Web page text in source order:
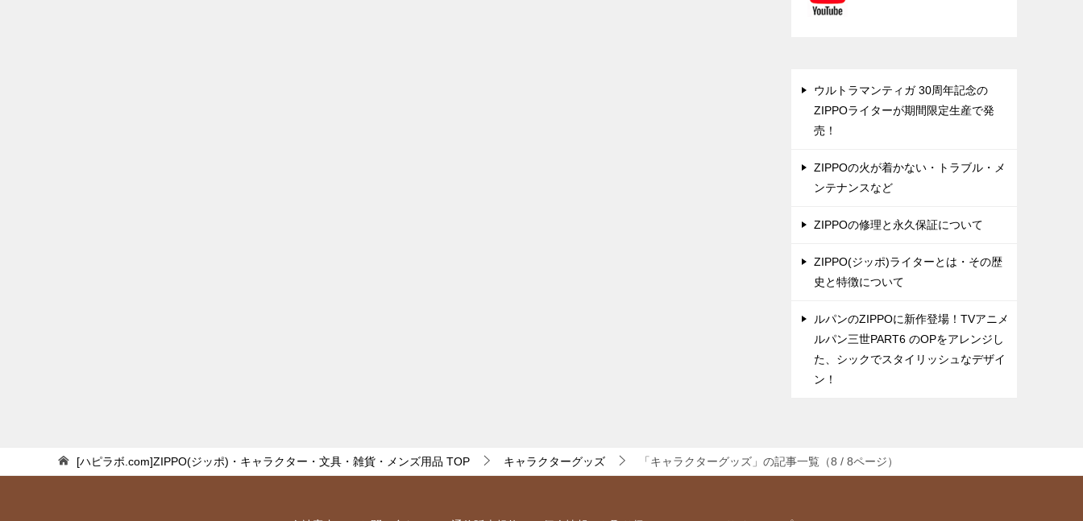
ウルトラマンティガ 30周年記念の
ZIPPOライターが期間限定生産で発
売！
ZIPPOの火が着かない・トラブル・メ
ンテナンスなど
ZIPPOの修理と永久保証について
ZIPPO(ジッポ)ライターとは・その歴
史と特徴について
ルパンのZIPPOに新作登場！TVアニメ
ルパン三世PART6 のOPをアレンジし
た、シックでスタイリッシュなデザイ
ン！
[ハピラボ.com]ZIPPO(ジッポ)・キャラクター・文具・雑貨・メンズ用品 TOP キャラクターグッズ 「キャラクターグッズ」の記事一覧（8 / 8ページ）